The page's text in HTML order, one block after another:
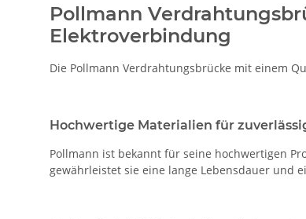
Pollmann
Elektroverbindung
Die Pollmann Verdrahtungsbrücke mit einem
Hochwertige Materialien für
Pollmann ist bekannt für seine hochwertigen
gewährleistet sie eine lange Lebensdauer und